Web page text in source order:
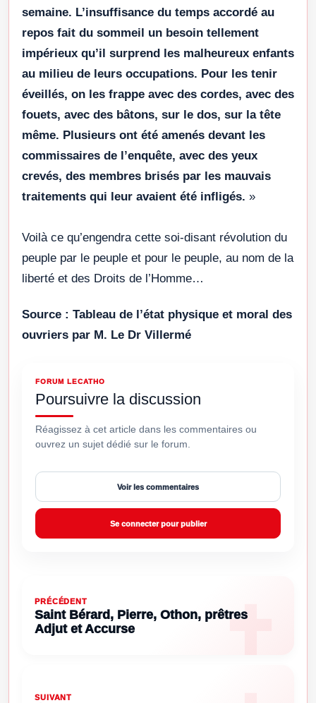
semaine. L’insuffisance du temps accordé au
repos fait du sommeil un besoin tellement
impérieux qu’il surprend les malheureux enfants
au milieu de leurs occupations. Pour les tenir
éveillés, on les frappe avec des cordes, avec des
fouets, avec des bâtons, sur le dos, sur la tête
même. Plusieurs ont été amenés devant les
commissaires de l’enquête, avec des yeux
crevés, des membres brisés par les mauvais
traitements qui leur avaient été infligés. »
Voilà ce qu’engendra cette soi-disant révolution du
peuple par le peuple et pour le peuple, au nom de la
liberté et des Droits de l’Homme…
Source : Tableau de l’état physique et moral des
ouvriers par M. Le Dr Villermé
FORUM LECATHO
Poursuivre la discussion
Réagissez à cet article dans les commentaires ou
ouvrez un sujet dédié sur le forum.
Voir les commentaires
Se connecter pour publier
PRÉCÉDENT
Saint Bérard, Pierre, Othon, prêtres
Adjut et Accurse
SUIVANT